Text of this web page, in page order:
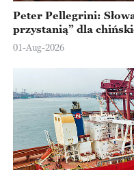
Peter Pellegrini:
przystanią” dla
Europejskiej
01-Aug-2026